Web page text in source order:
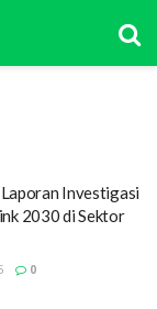
Investigasi
2030 di Sektor
0